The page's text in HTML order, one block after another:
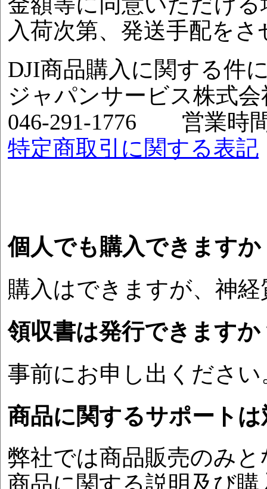
入荷次第、発送手配を
DJI商品購入に関する件
ジャパンサービス株式会
046-291-1776 営業時
特定商取引に関する表記
個人でも購入できますか
購入はできますが、神
領収書は発行できますか
事前にお申し出くださ
商品に関するサポート
弊社では商品販売のみ
商品に関する説明及び